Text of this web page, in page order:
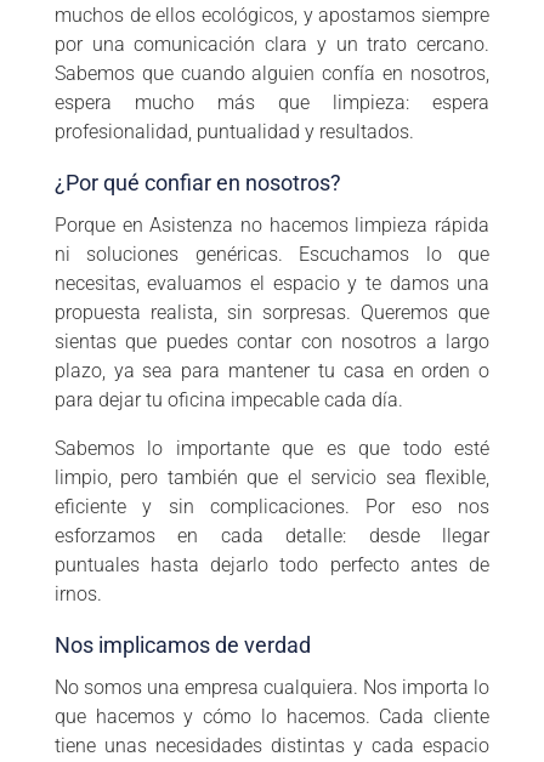
muchos de ellos ecológicos, y apostamos siempre
por una comunicación clara y un trato cercano.
Sabemos que cuando alguien confía en nosotros,
espera mucho más que limpieza: espera
profesionalidad, puntualidad y resultados.
¿Por qué confiar en nosotros?
Porque en Asistenza no hacemos limpieza rápida
ni soluciones genéricas. Escuchamos lo que
necesitas, evaluamos el espacio y te damos una
propuesta realista, sin sorpresas. Queremos que
sientas que puedes contar con nosotros a largo
plazo, ya sea para mantener tu casa en orden o
para dejar tu oficina impecable cada día.
Sabemos lo importante que es que todo esté
limpio, pero también que el servicio sea flexible,
eficiente y sin complicaciones. Por eso nos
esforzamos en cada detalle: desde llegar
puntuales hasta dejarlo todo perfecto antes de
irnos.
Nos implicamos de verdad
No somos una empresa cualquiera. Nos importa lo
que hacemos y cómo lo hacemos. Cada cliente
tiene unas necesidades distintas y cada espacio